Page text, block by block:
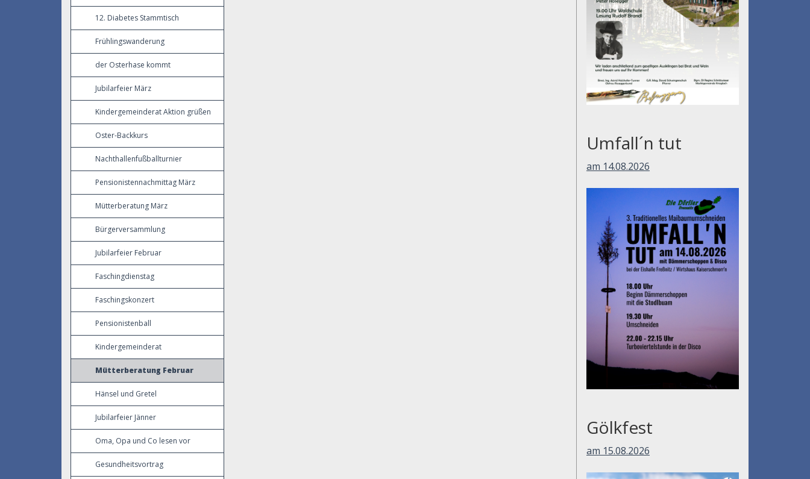
12. Diabetes Stammtisch
Frühlingswanderung
der Osterhase kommt
Jubilarfeier März
Kindergemeinderat Aktion grüßen
Oster-Backkurs
Nachthallenfußballturnier
Pensionistennachmittag März
Mütterberatung März
Bürgerversammlung
Jubilarfeier Februar
Faschingdienstag
Faschingskonzert
Pensionistenball
Kindergemeinderat
Mütterberatung Februar
Hänsel und Gretel
Jubilarfeier Jänner
Oma, Opa und Co lesen vor
Gesundheitsvortrag
Umfall´n tut
am 14.08.2026
Gölkfest
am 15.08.2026